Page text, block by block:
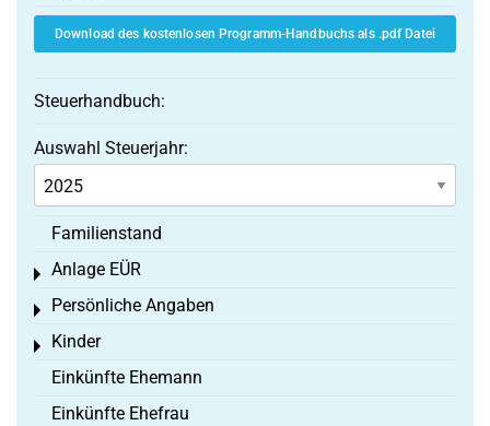
Download des kostenlosen Programm-Handbuchs als .pdf Datei
Steuerhandbuch:
Auswahl Steuerjahr:
Familienstand
Anlage EÜR
Toggle menu
Persönliche Angaben
Toggle menu
Kinder
Toggle menu
Einkünfte Ehemann
Einkünfte Ehefrau